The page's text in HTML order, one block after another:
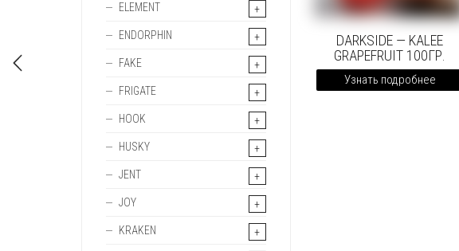
DARKSIDE — KALEE
GRAPEFRUIT 100ГР.
Узнать подробнее
ELEMENT
ENDORPHIN
FAKE
FRIGATE
HOOK
HUSKY
JENT
JOY
KRAKEN